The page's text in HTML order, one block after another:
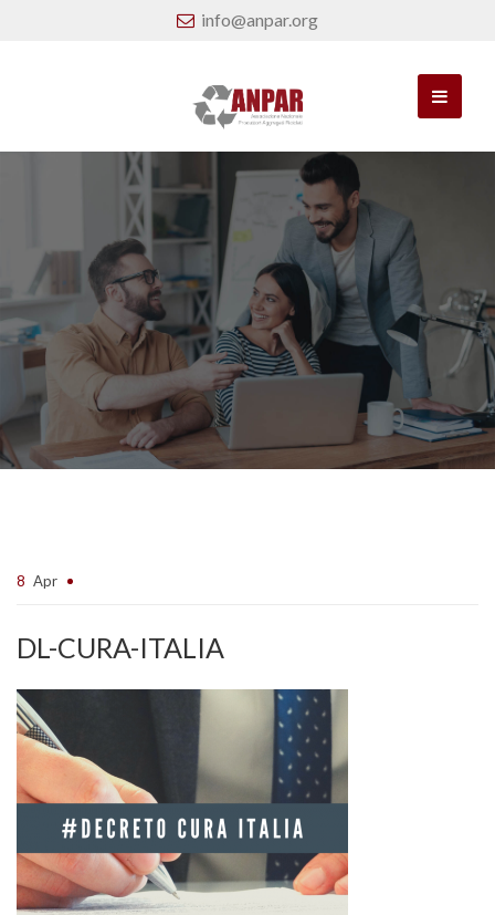
info@anpar.org
8 Apr
DL-CURA-ITALIA